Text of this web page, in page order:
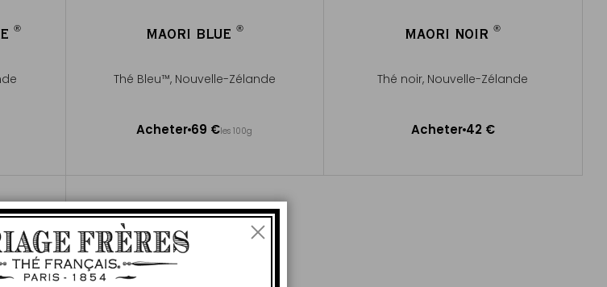
® MAORI BLUE ®
Thé Bleu™, Nouvelle-Zélande
Acheter 69 €les 100g
MAORI NOIR®
Thé noir, Nouvelle-Zélande
Acheter42 €
Fermer